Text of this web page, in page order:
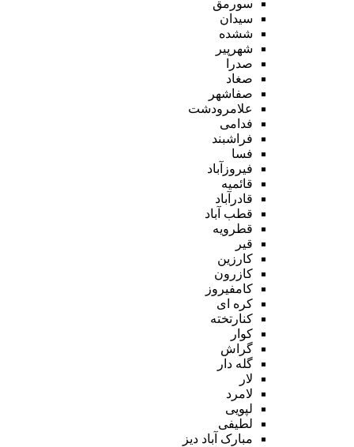
سورمق
سیدان
ششده
شهرپیر
صدرا
صغاد
صفاشهر
علامرودشت
فدامی
فراشبند
فسا
فیروزآباد
قائمیه
قادرآباد
قطب آباد
قطرویه
قیر
کارزین
کازرون
کامفیروز
کره ای
کنارتخته
کوار
گراش
گله دار
لار
لامرد
لپویی
لطیفی
مبارک آباد دیز